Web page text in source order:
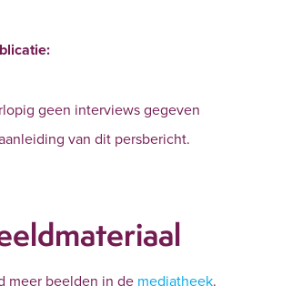
geen interviews gegeven
van dit persbericht.
meer beelden in de mediatheek.